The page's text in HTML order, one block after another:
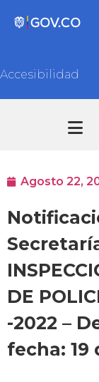
Accesibilidad
Agosto 22,
DE
-2022 –
fecha: 19